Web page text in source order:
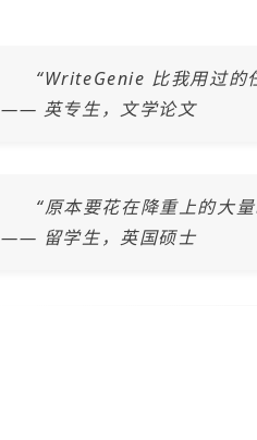
“WriteGenie 比我用过的
—— 英专生，文学论文
“原本要花在降重上的大
—— 留学生，英国硕士